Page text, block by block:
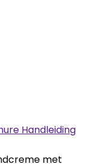
Handleiding
met